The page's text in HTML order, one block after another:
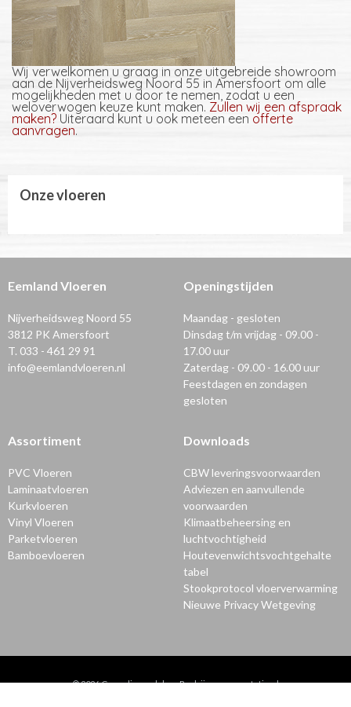
Wij verwelkomen u graag in onze uitgebreide showroom
aan de Nijverheidsweg Noord 55 in Amersfoort om alle
mogelijkheden met u door te nemen, zodat u een
weloverwogen keuze kunt maken. Zullen wij een afspraak
maken? Uiteraard kunt u ook meteen een offerte
aanvragen.
Onze vloeren
Eemland Vloeren
Nijverheidsweg Noord 55
3812 PK Amersfoort
T. 033 - 461 29 91
info@eemlandvloeren.nl
Openingstijden
Maandag - gesloten
Dinsdag t/m vrijdag - 09.00 -
17.00 uur
Zaterdag - 09.00 - 16.00 uur
Feestdagen en zondagen
gesloten
Assortiment
PVC Vloeren
Laminaatvloeren
Kurkvloeren
Vinyl Vloeren
Parketvloeren
Bamboevloeren
Downloads
CBW leveringsvoorwaarden
Adviezen en aanvullende
voorwaarden
Klimaatbeheersing en
luchtvochtigheid
Houtevenwichtsvochtgehalte
tabel
Stookprotocol vloerverwarming
Nieuwe Privacy Wetgeving
© 2026Gerealiseerd door Bedrijvenpresentatie.nl